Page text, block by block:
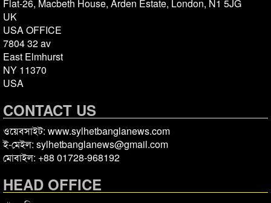
Flat-26, Macbeth House, Arden Estate, London, N1 5JG
UK
USA OFFICE
7804 32 av
East Elmhurst
NY 11370
USA
CONTACT US
ওয়েবসাইট: www.sylhetbanglanews.com
ই-মেইল: sylhetbanglanews@gmail.com
মোবাইল: +88 01728-968192
HEAD OFFICE